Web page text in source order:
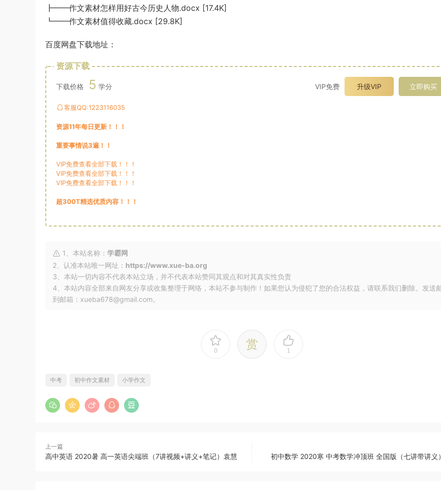
┣━━作文素材怎样用好古今历史人物.docx [17.4K]
┗━━作文素材值得收藏.docx [29.8K]
百度网盘下载地址：
资源下载
下载价格 5 学分 VIP免费 升级VIP 立即购买
客服QQ:1223116035
资源11年每日更新！！！
重要事情说3遍！！
VIP免费查看全部下载！！！
VIP免费查看全部下载！！！
VIP免费查看全部下载！！！
超300T精选优质内容！！！
1、本站名称： 学霸网
2、认准本站唯一网址： https://www.xue-ba.org
3、本站一切内容不代表本站立场，并不代表本站赞同其观点和对其真实性负责
4、本站内容全部来自网友分享或收集整理于网络，本站不参与制作！如果您认为侵犯了您的合法权益，请联系我们删除。发送
到邮箱：xueba678@gmail.com。
0 赏 1
中考 初中作文素材 小学作文
上一篇
高中英语 2020暑 高一英语尖端班（7讲视频+讲义+笔记）袁慧 初中数学 2020寒 中考数学冲顶班 全国版（七讲带讲义